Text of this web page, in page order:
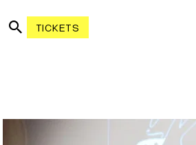
TICKETS